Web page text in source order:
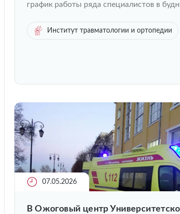
график работы ряда специалистов в
Институт травматологии и ортопедии
07.05.2026
В Ожоговый центр